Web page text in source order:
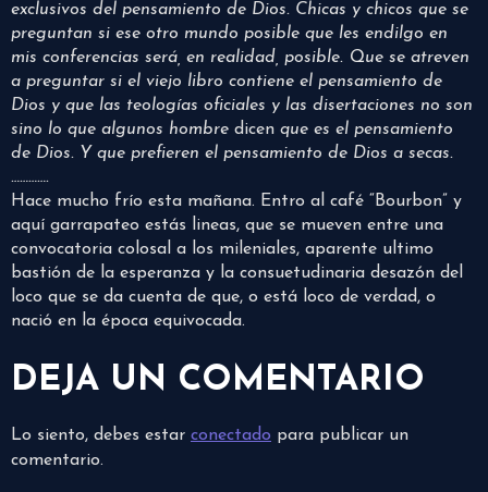
exclusivos del pensamiento de Dios. Chicas y chicos que se
preguntan si ese otro mundo posible que les endilgo en
mis conferencias será, en realidad, posible. Que se atreven
a preguntar si el viejo libro contiene el pensamiento de
Dios y que las teologías oficiales y las disertaciones no son
sino lo que algunos hombre dicen que es el pensamiento
de Dios. Y que prefieren el pensamiento de Dios a secas.
………….
Hace mucho frío esta mañana. Entro al café “Bourbon” y
aquí garrapateo estás lineas, que se mueven entre una
convocatoria colosal a los mileniales, aparente ultimo
bastión de la esperanza y la consuetudinaria desazón del
loco que se da cuenta de que, o está loco de verdad, o
nació en la época equivocada.
DEJA UN COMENTARIO
Lo siento, debes estar conectado para publicar un
comentario.